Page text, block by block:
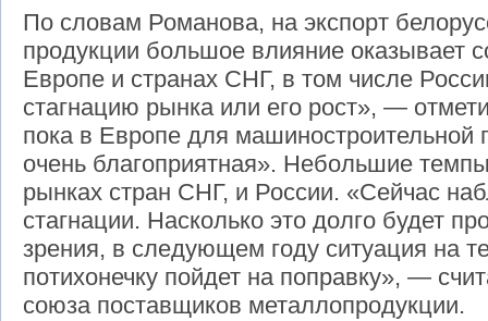
По словам Романова, на экспорт
продукции большое влияние оказывает
Европе и странах СНГ, в том числе
стагнацию рынка или его рост», —
пока в Европе для машиностроительной
очень благоприятная». Небольшие
рынках стран СНГ, и России. «Сейчас
стагнации. Насколько это долго будет
зрения, в следующем году ситуация на
потихонечку пойдет на поправку», —
союза поставщиков металлопродукции.